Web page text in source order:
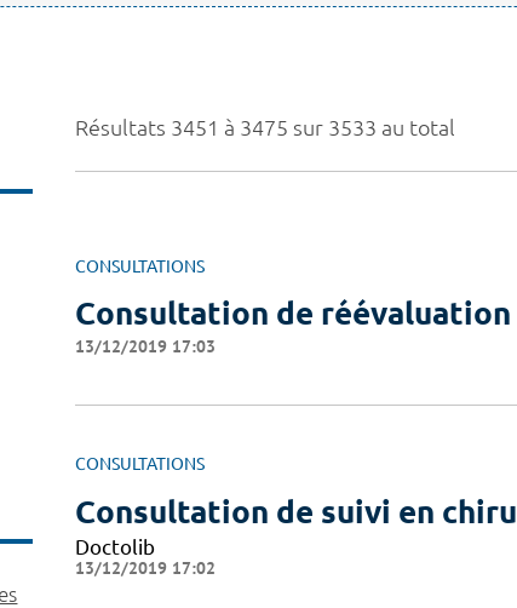
Résultats 3451 à 3475 sur 3533 au total
CONSULTATIONS
Consultation de
13/12/2019 17:03
CONSULTATIONS
Consultation de suivi en
Doctolib
13/12/2019 17:02